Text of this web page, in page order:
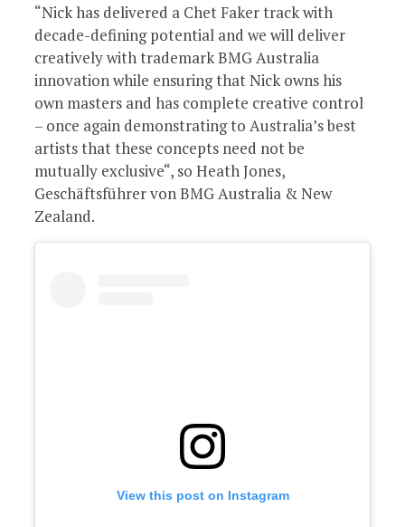
“Nick has delivered a Chet Faker track with
decade-defining potential and we will deliver
creatively with trademark BMG Australia
innovation while ensuring that Nick owns his
own masters and has complete creative control
– once again demonstrating to Australia’s best
artists that these concepts need not be
mutually exclusive“, so Heath Jones,
Geschäftsführer von BMG Australia & New
Zealand.
View this post on Instagram